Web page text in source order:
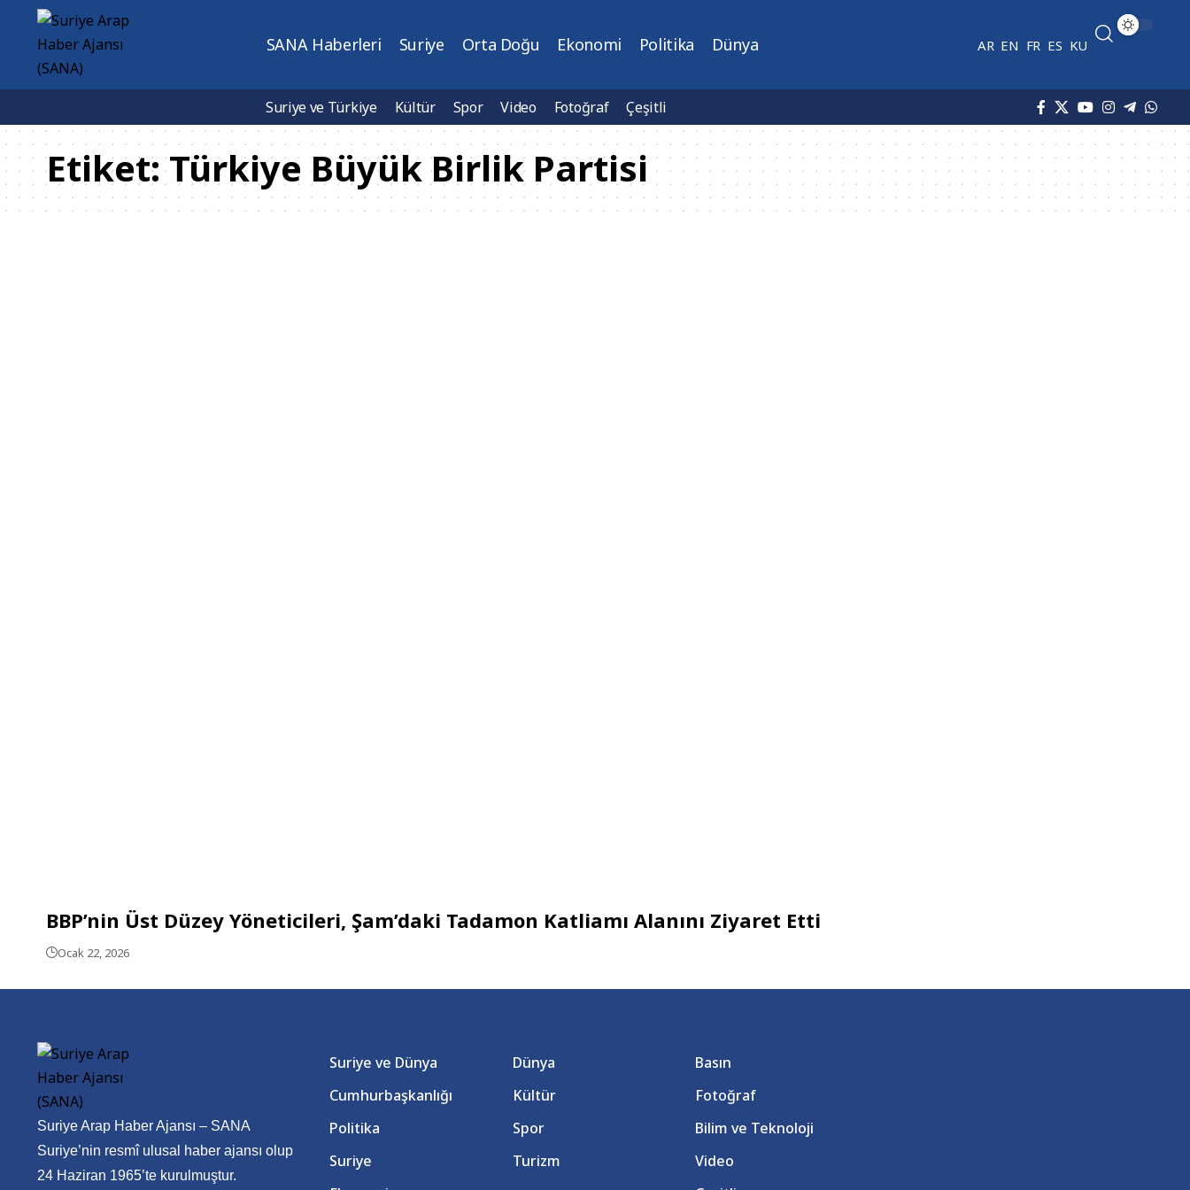
SANA Haberleri Suriye Orta Doğu Ekonomi Politika Dünya AR EN FR ES KU
Suriye ve Türkiye Kültür Spor Video Fotoğraf Çeşitli
Etiket:Türkiye Büyük Birlik Partisi
BBP’nin Üst Düzey Yöneticileri, Şam’daki Tadamon Katliamı Alanını Ziyaret Etti
Ocak 22, 2026
Suriye Arap Haber Ajansı – SANA
Suriye’nin resmî ulusal haber ajansı olup
24 Haziran 1965’te kurulmuştur.
Suriye ve Dünya
Cumhurbaşkanlığı
Politika
Suriye
Dünya
Kültür
Spor
Turizm
Basın
Fotoğraf
Bilim ve Teknoloji
Video